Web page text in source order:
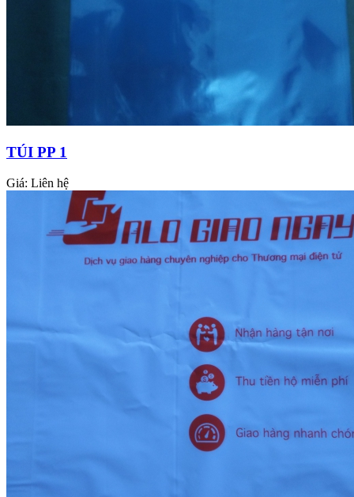
TÚI PP 1
Giá: Liên hệ